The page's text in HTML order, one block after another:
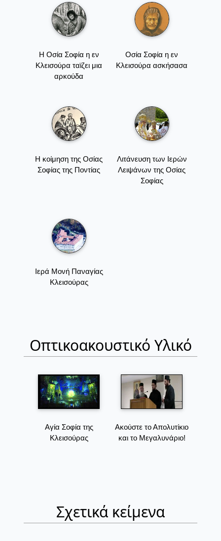
Η Οσία Σοφία η εν
Κλεισούρα ταϊζει μια
αρκούδα
Οσία Σοφία η εν
Κλεισούρα ασκήσασα
Η κοίμηση της Οσίας
Σοφίας της Ποντίας
Λιτάνευση των Ιερών
Λειψάνων της Οσίας
Σοφίας
Ιερά Μονή Παναγίας
Κλεισούρας
Οπτικοακουστικό Υλικό
Αγία Σοφία της
Κλεισούρας
Ακούστε το Απολυτίκιο
και το Μεγαλυνάριο!
Σχετικά κείμενα